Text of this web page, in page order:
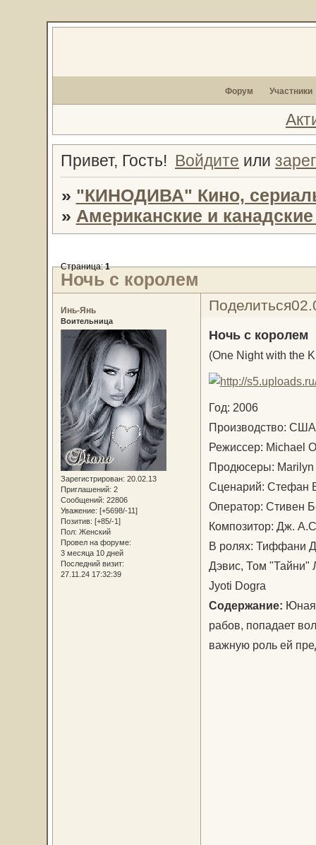
Форум Участники
Привет, Гость! Войдите или
» "КИНОДИВА" Кино,
» Американские и
Ночь с королем
Страница:1
Поделиться
Инь-Янь
Воительница
Зарегистрирован: 20.02.13
Приглашений: 2
Сообщений: 22806
Уважение: [+5698/-11]
Позитив: [+85/-1]
Пол: Женский
Провел на форуме:
3 месяца 10 дней
Последний визит:
27.11.24 17:32:39
Ночь с королем
(One Night with the
Год: 2006
Производство:
Режиссер: Michael
Продюсеры:
Сценарий: Стефан
Оператор: Стивен
Композитор: Дж.
В ролях: Тиффани
Дэвис, Том "Тайни"
Jyoti Dogra
Содержание: Юная
рабов, попадает
важную роль ей